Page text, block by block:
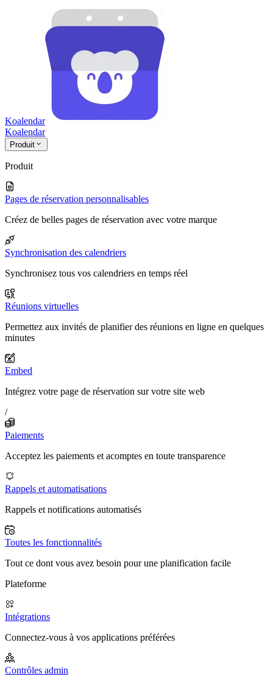
Koalendar
Koalendar
Produit
Produit
Pages de réservation personnalisables
Créez de belles pages de réservation avec votre marque
Synchronisation des calendriers
Synchronisez tous vos calendriers en temps réel
Réunions virtuelles
Permettez aux invités de planifier des réunions en ligne en quelques
minutes
Embed
Intégrez votre page de réservation sur votre site web
/
Paiements
Acceptez les paiements et acomptes en toute transparence
Rappels et automatisations
Rappels et notifications automatisés
Toutes les fonctionnalités
Tout ce dont vous avez besoin pour une planification facile
Plateforme
Intégrations
Connectez-vous à vos applications préférées
Contrôles admin